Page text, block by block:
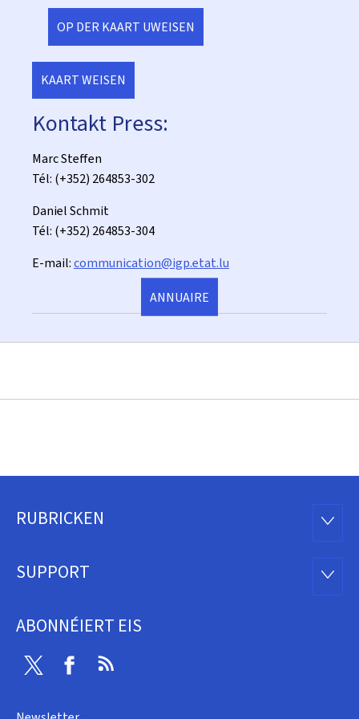
OP DER KAART UWEISEN
KAART WEISEN
Kontakt Press:
Marc Steffen
Tél: (+352) 264853-302
Daniel Schmit
Tél: (+352) 264853-304
E-mail:communication@igp.etat.lu
ANNUAIRE
Fousszeil
RUBRICKEN
SUPPORT
ABONNÉIERT EIS
Twitter Facebook